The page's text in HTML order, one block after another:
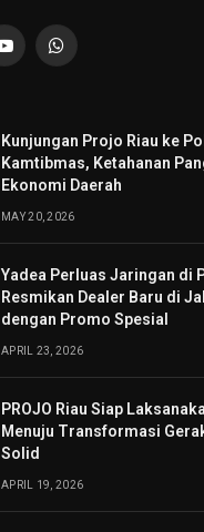
YouTubeWhatsApp
Kunjungan Projo Riau ke
Kamtibmas, Ketahanan
Ekonomi Daerah
MAY 20, 2026
Yadea Perluas Jaringan di
Resmikan Dealer Baru di
dengan Promo Spesial
APRIL 23, 2026
PROJO Riau Siap
Menuju Transformasi
Solid
APRIL 19, 2026